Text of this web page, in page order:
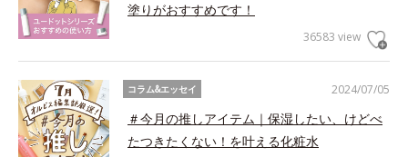
塗りがおすすめです！
36583 view
2024/07/05
コラム&エッセイ
＃今月の推しアイテム｜保湿したい、けどべ
たつきたくない！を叶える化粧水